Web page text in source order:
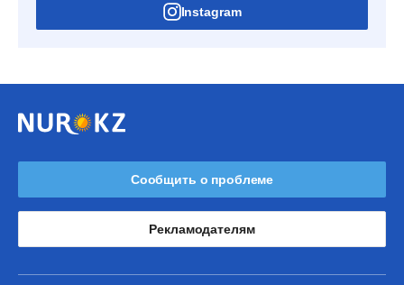
Instagram
Сообщить о проблеме
Рекламодателям